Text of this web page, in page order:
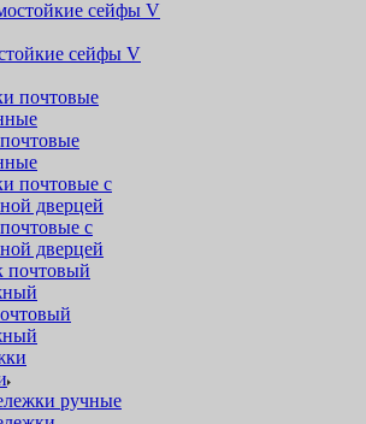
сейфы V
с
дверцей
ручные